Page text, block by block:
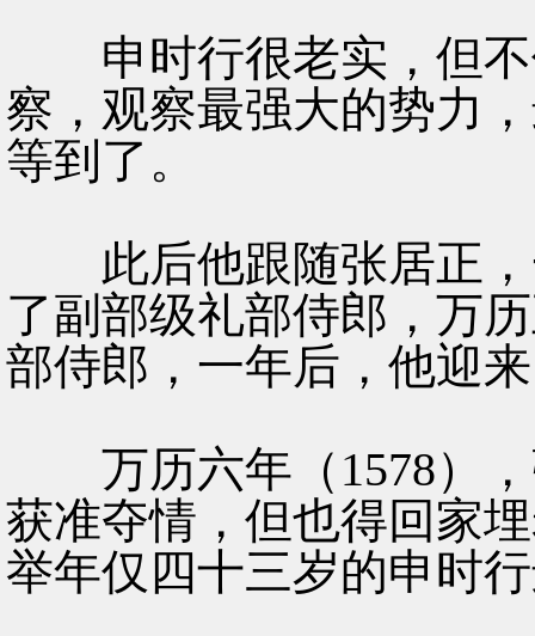
申时行很老实，但不
察，观察最强大的势力
等到了。
此后他跟随张居正，
了副部级礼部侍郎，万
部侍郎，一年后，他迎
万历六年（1578），
获准夺情，但也得回家
举年仅四十三岁的申时